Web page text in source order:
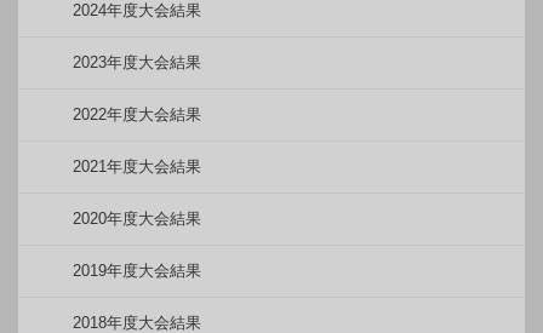
2024年度大会結果
2023年度大会結果
2022年度大会結果
2021年度大会結果
2020年度大会結果
2019年度大会結果
2018年度大会結果